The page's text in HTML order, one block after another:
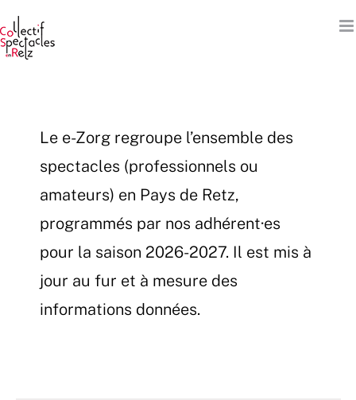
au
contenu
Le e-Zorg regroupe l’ensemble des
spectacles (professionnels ou
amateurs) en Pays de Retz,
programmés par nos adhérent·es
pour la saison 2026-2027. Il est mis à
jour au fur et à mesure des
informations données.